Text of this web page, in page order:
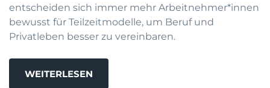
entscheiden sich immer mehr Arbeitnehmer*innen
bewusst für Teilzeitmodelle, um Beruf und
Privatleben besser zu vereinbaren.
WEITERLESEN